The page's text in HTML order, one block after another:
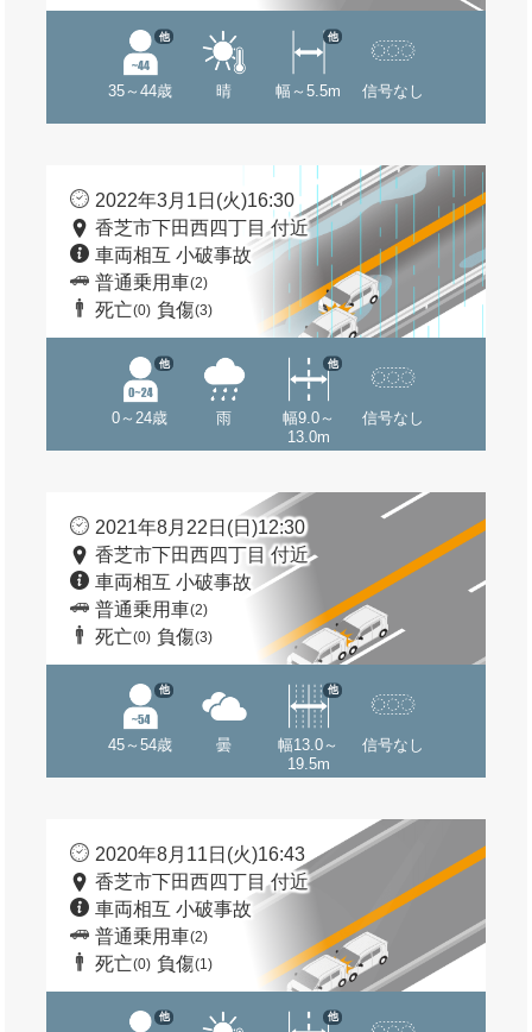
35～44歳
他
晴 幅～5.5m
他
信号なし
2022年3月1日(火)16:30
香芝市下田西四丁目 付近
車両相互 小破事故
普通乗用車(2)
死亡(0) 負傷(3)
0～24歳
他
雨
幅9.0～
13.0m
他
信号なし
2021年8月22日(日)12:30
香芝市下田西四丁目 付近
車両相互 小破事故
普通乗用車(2)
死亡(0) 負傷(3)
45～54歳
他
曇
幅13.0～
19.5m
他
信号なし
2020年8月11日(火)16:43
香芝市下田西四丁目 付近
車両相互 小破事故
普通乗用車(2)
死亡(0) 負傷(1)
他 他